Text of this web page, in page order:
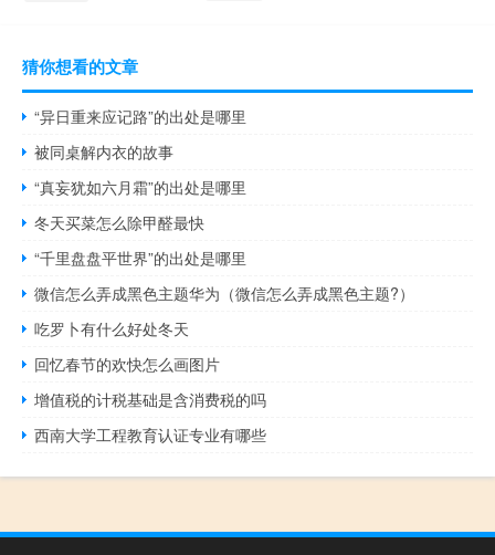
猜你想看的文章
“异日重来应记路”的出处是哪里
被同桌解内衣的故事
“真妄犹如六月霜”的出处是哪里
冬天买菜怎么除甲醛最快
“千里盘盘平世界”的出处是哪里
微信怎么弄成黑色主题华为（微信怎么弄成黑色主题?）
吃罗卜有什么好处冬天
回忆春节的欢快怎么画图片
增值税的计税基础是含消费税的吗
西南大学工程教育认证专业有哪些